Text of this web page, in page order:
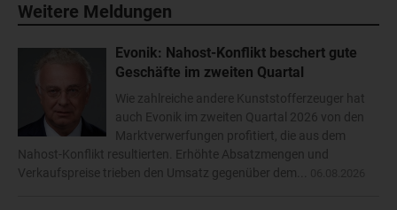
Weitere Meldungen
Evonik: Nahost-Konflikt beschert gute
Geschäfte im zweiten Quartal
Wie zahlreiche andere Kunststofferzeuger hat
auch Evonik im zweiten Quartal 2026 von den
Marktverwerfungen profitiert, die aus dem
Nahost-Konflikt resultierten. Erhöhte Absatzmengen und
Verkaufspreise trieben den Umsatz gegenüber dem...